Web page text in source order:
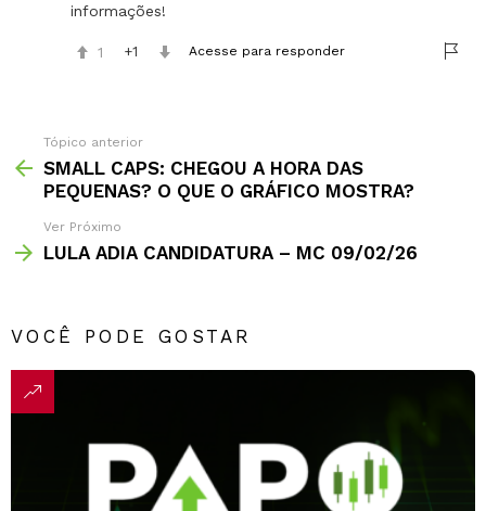
informações!
1 1 Acesse para responder
Tópico anterior
SMALL CAPS: CHEGOU A HORA DAS
PEQUENAS? O QUE O GRÁFICO MOSTRA?
Ver Próximo
LULA ADIA CANDIDATURA – MC 09/02/26
VOCÊ PODE GOSTAR